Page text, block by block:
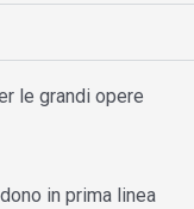
le grandi opere
in prima linea